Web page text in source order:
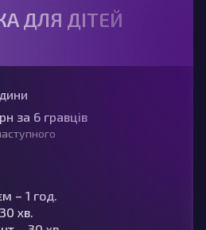
ДЛЯ ДІТЕЙ
за 6 гравців
– 1 год.
хв.